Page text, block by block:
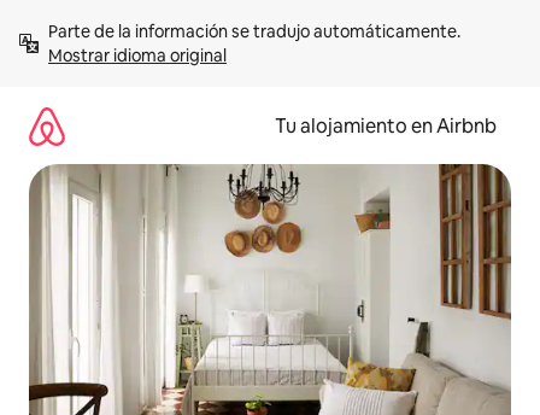
contenidoMostrar idioma original
Tu alojamiento en Airbnb